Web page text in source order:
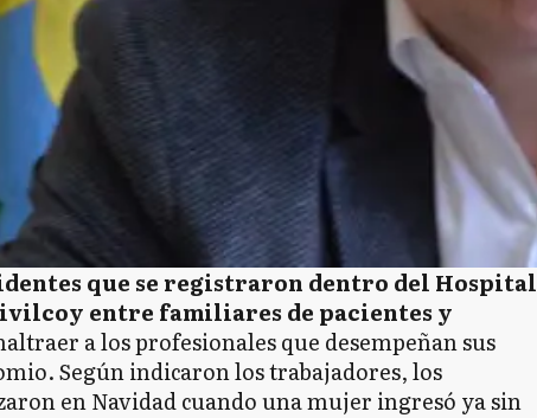
que se registraron dentro del Hospital
entre familiares de pacientes y
a los profesionales que desempeñan sus
Según indicaron los trabajadores, los
en Navidad cuando una mujer ingresó ya sin